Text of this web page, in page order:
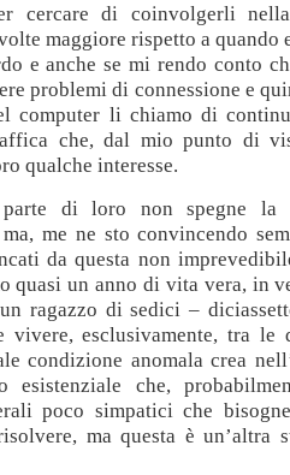
cercare di coinvolgerli
maggiore rispetto a quando
e anche se mi rendo conto
problemi di connessione e
computer li chiamo di
che, dal mio punto di
qualche interesse.
di loro non spegne la
me ne sto convincendo
da questa non
quasi un anno di vita vera, in
ragazzo di sedici –
vivere, esclusivamente, tra le
condizione anomala crea
esistenziale che,
poco simpatici che
ma questa è un’altra